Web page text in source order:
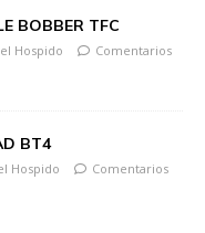
BOBBER TFC
Hospido
Comentarios
BT4
Hospido
Comentarios